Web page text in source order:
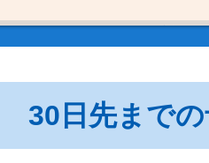
30日先まで